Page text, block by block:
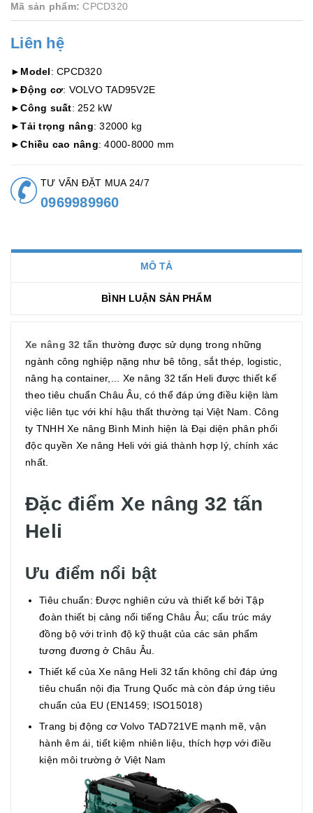
Mã sản phẩm: CPCD320
Liên hệ
► Model: CPCD320
►Động cơ: VOLVO TAD95V2E
►Công suất: 252 kW
►Tải trọng nâng: 32000 kg
►Chiều cao nâng: 4000-8000 mm
TƯ VẤN ĐẶT MUA 24/7
0969989960
MÔ TẢ
BÌNH LUẬN SẢN PHẨM
Xe nâng 32 tấn thường được sử dụng trong những
ngành công nghiệp nặng như bê tông, sắt thép, logistic,
nâng hạ container,... Xe nâng 32 tấn Heli được thiết kế
theo tiêu chuẩn Châu Âu, có thể đáp ứng điều kiện làm
việc liên tục với khí hậu thất thường tại Việt Nam. Công
ty TNHH Xe nâng Bình Minh hiện là Đại diện phân phối
độc quyền Xe nâng Heli với giá thành hợp lý, chính xác
nhất.
Đặc điểm Xe nâng 32 tấn
Heli
Ưu điểm nổi bật
Tiêu chuẩn: Được nghiên cứu và thiết kế bởi Tập
đoàn thiết bị cảng nổi tiếng Châu Âu; cấu trúc máy
đồng bộ với trình độ kỹ thuật của các sản phẩm
tương đương ở Châu Âu.
Thiết kế của Xe nâng Heli 32 tấn không chỉ đáp ứng
tiêu chuẩn nội địa Trung Quốc mà còn đáp ứng tiêu
chuẩn của EU (EN1459; ISO15018)
Trang bị động cơ Volvo TAD721VE mạnh mẽ, vận
hành êm ái, tiết kiệm nhiên liệu, thích hợp với điều
kiện môi trường ở Việt Nam